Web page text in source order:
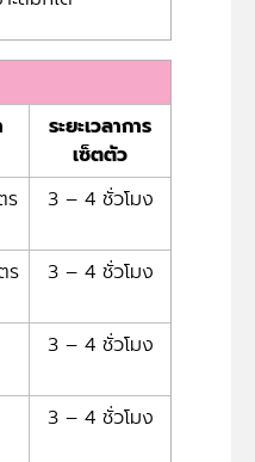
ระยะเวลาการ
เซ็ตตัว
ร 3 – 4 ชั่วโมง
ร 3 – 4 ชั่วโมง
3 – 4 ชั่วโมง
3 – 4 ชั่วโมง